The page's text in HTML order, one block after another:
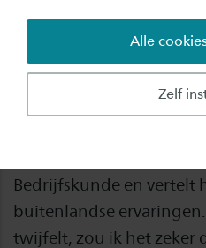
Zelf
Alle
Bart Bekhuis wil het
daarom heel
om in het buitenland te
Bedrijfskunde en vertelt
buitenlandse ervaringen.
twijfelt, zou ik het zeker